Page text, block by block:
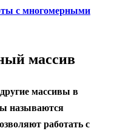
с многомерными
массив
массивы в
называются
работать с